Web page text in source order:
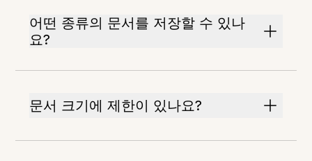
어떤 종류의 문서를 저장할 수 있나
요?
문서 크기에 제한이 있나요?